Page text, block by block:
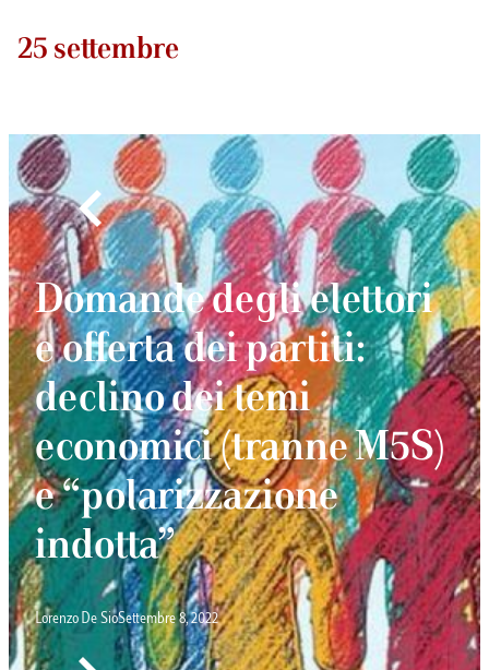
25 settembre
Domande degli elettori
e offerta dei partiti:
declino dei temi
economici (tranne M5S)
e “polarizzazione
indotta”
Lorenzo De SioSettembre 8, 2022